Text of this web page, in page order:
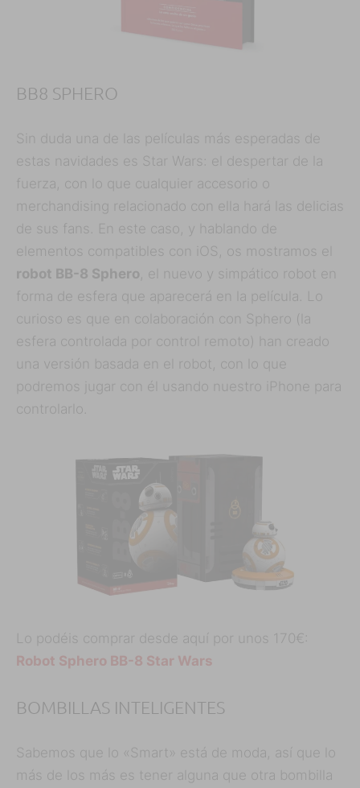
BB8 SPHERO
Sin duda una de las películas más esperadas de
estas navidades es Star Wars: el despertar de la
fuerza, con lo que cualquier accesorio o
merchandising relacionado con ella hará las delicias
de sus fans. En este caso, y hablando de
elementos compatibles con iOS, os mostramos el
robot BB-8 Sphero, el nuevo y simpático robot en
forma de esfera que aparecerá en la película. Lo
curioso es que en colaboración con Sphero (la
esfera controlada por control remoto) han creado
una versión basada en el robot, con lo que
podremos jugar con él usando nuestro iPhone para
controlarlo.
Lo podéis comprar desde aquí por unos 170€:
Robot Sphero BB-8 Star Wars
BOMBILLAS INTELIGENTES
Sabemos que lo «Smart» está de moda, así que lo
más de los más es tener alguna que otra bombilla